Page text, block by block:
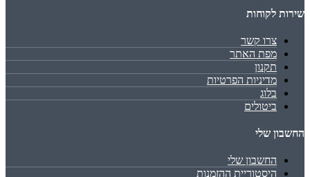
שירות לקוחות
צרו קשר
מפת האתר
תקנון
מדיניות הפרטיות
בלוג
ביטולים
החשבון שלי
החשבון שלי
היסטוריית ההזמנות